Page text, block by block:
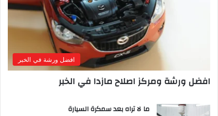
افضل ورشة في الخبر
افضل ورشة ومركز اصلاح مازدا في الخبر
ما لا تراه بعد سمكرة السيارة